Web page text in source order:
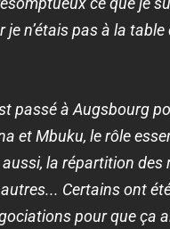
je n’étais pas à la table
passé à Augsbourg
et Mbuku, le rôle
aussi, la répartition des
Certains ont
pour que ça